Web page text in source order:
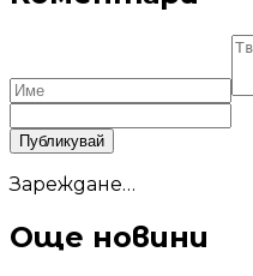
Публикувай
Зареждане…
Още новини